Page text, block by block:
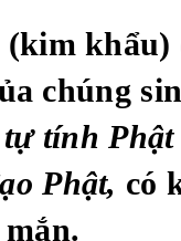
chúng
tự tính
Phật, có